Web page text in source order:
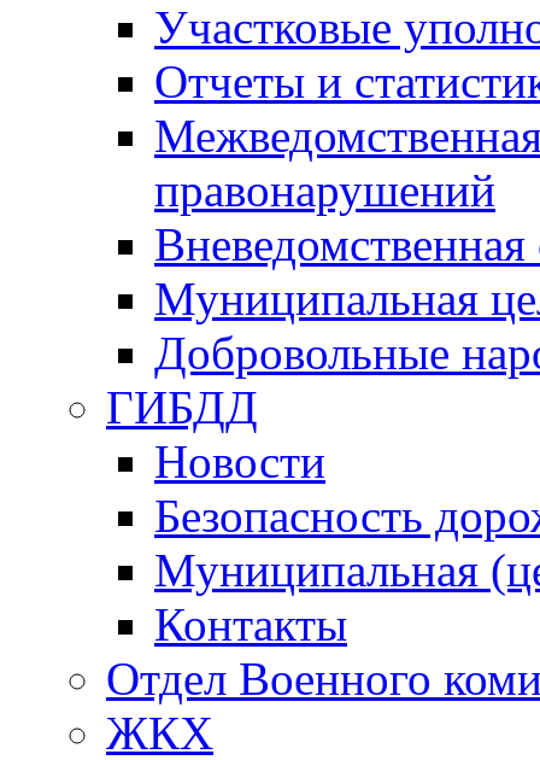
Участковые
Отчеты и
правонарушений
Вневедомственная
Муниципальная
Добровольные
ГИБДД
Новости
Безопасность
Муниципальная
Контакты
Отдел Военного
ЖКХ